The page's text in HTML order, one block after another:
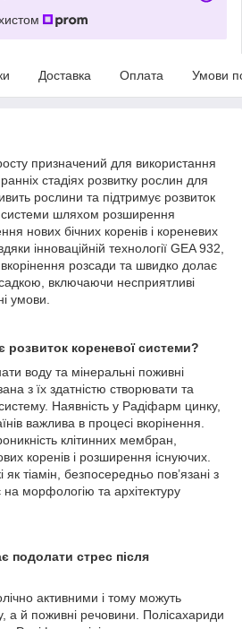
Доставка Оплата Умови
призначений для використання
стадіях розвитку рослин для
рослини та підтримує розвиток
системи шляхом розширення
нових бічних коренів і кореневих
інноваційній технології GEA 932,
розсади та швидко долає
включаючи несприятливі
умови.
кореневої системи?
воду та мінеральні поживні
з їх здатністю створювати та
Наявність у Радіфарм цинку,
важлива в процесі вкорінення.
клітинних мембран,
коренів і розширення існуючих.
як тіамін, безпосередньо пов’язані з
морфологію та архітектуру
подолати стрес після
активними і тому можуть
а й поживні речовини. Полісахариди